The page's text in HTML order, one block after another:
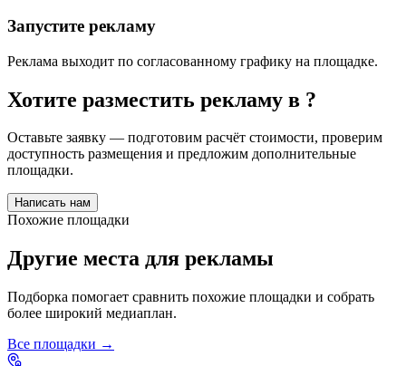
Запустите рекламу
Реклама выходит по согласованному графику на площадке.
Хотите разместить рекламу в ?
Оставьте заявку — подготовим расчёт стоимости, проверим
доступность размещения и предложим дополнительные
площадки.
Написать нам
Похожие площадки
Другие места для рекламы
Подборка помогает сравнить похожие площадки и собрать
более широкий медиаплан.
Все площадки →